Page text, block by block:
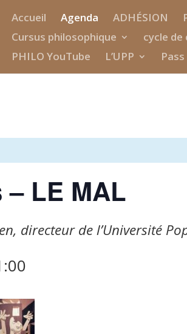
Accueil Agenda ADHÉSION
Cursus philosophique
cycle de
PHILO YouTube
L’UPP
LE MAL
directeur de l’Université